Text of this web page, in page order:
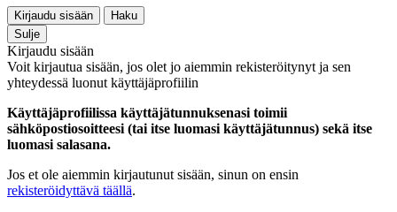
Kirjaudu sisään
Haku
Sulje
Kirjaudu sisään
Voit kirjautua sisään, jos olet jo aiemmin rekisteröitynyt ja sen
yhteydessä luonut käyttäjäprofiilin
Käyttäjäprofiilissa käyttäjätunnuksenasi toimii
sähköpostiosoitteesi (tai itse luomasi käyttäjätunnus) sekä itse
luomasi salasana.
Jos et ole aiemmin kirjautunut sisään, sinun on ensin
rekisteröidyttävä täällä.